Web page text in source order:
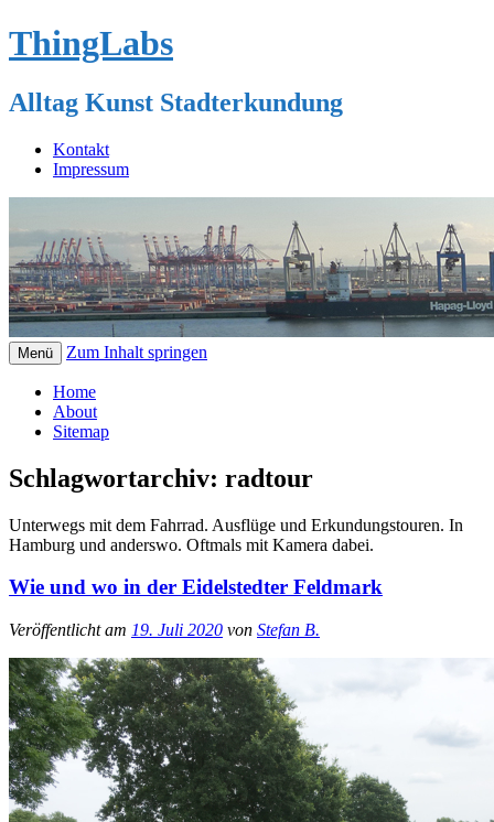
ThingLabs
Alltag Kunst Stadterkundung
Kontakt
Impressum
Menü Zum Inhalt springen
Home
About
Sitemap
Schlagwortarchiv: radtour
Unterwegs mit dem Fahrrad. Ausflüge und Erkundungstouren. In
Hamburg und anderswo. Oftmals mit Kamera dabei.
Wie und wo in der Eidelstedter Feldmark
Veröffentlicht am 19. Juli 2020 von Stefan B.